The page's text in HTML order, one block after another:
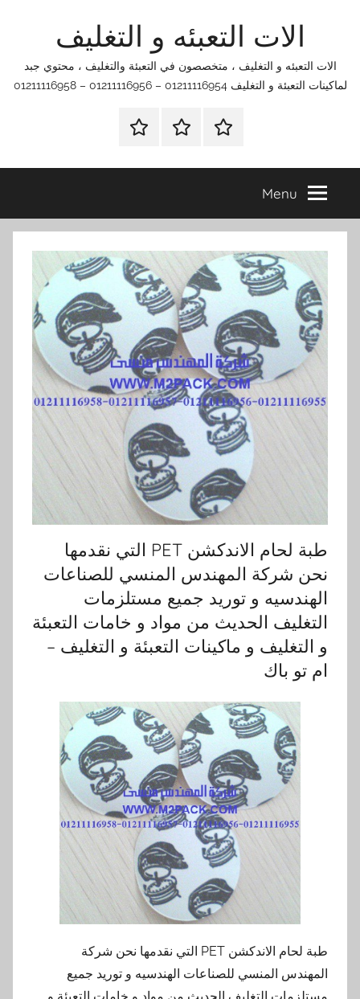
الات التعبئه و التغليف
الات التعبئه و التغليف ، متخصصون في التعبئة والتغليف ، محتوي جبد
لماكينات التعبئة و التغليف 01211116954 – 01211116956 – 01211116958
الرئيسيةاتصل
اتـصـل
في
التي
Menu
طبة لحام الاندكشن PET التي نقدمها
نحن شركة المهندس المنسي للصناعات
الهندسيه و توريد جميع مستلزمات
التغليف الحديث من مواد و خامات التعبئة
و التغليف و ماكينات التعبئة و التغليف –
ام تو باك
طبة لحام الاندكشن PET التي نقدمها نحن شركة
المهندس المنسي للصناعات الهندسيه و توريد جميع